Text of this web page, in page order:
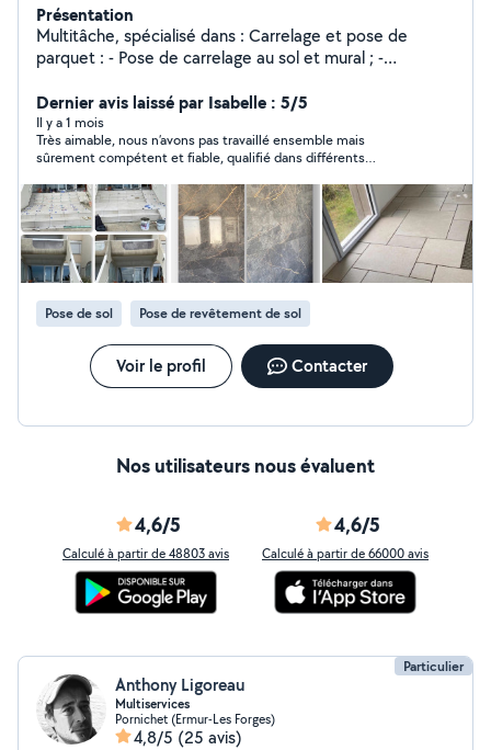
Présentation
Multitâche, spécialisé dans : Carrelage et pose de
parquet : - Pose de carrelage au sol et mural ; -
; - Pose de parquet flottant, stratifié ou contrecollé ; -
Finitions soignées et travail de qualité.
Dernier avis laissé par Isabelle : 5/5
Il y a 1 mois
Très aimable, nous n’avons pas travaillé ensemble mais
sûrement compétent et fiable, qualifié dans différents
Pose de sol Pose de revêtement de sol
Voir le profil Contacter
Nos utilisateurs nous évaluent
4,6/5
Calculé à partir de 48803 avis
4,6/5
Calculé à partir de 66000 avis
Particulier
Anthony Ligoreau
Multiservices
Pornichet (Ermur-Les Forges)
4,8/5 (25 avis)